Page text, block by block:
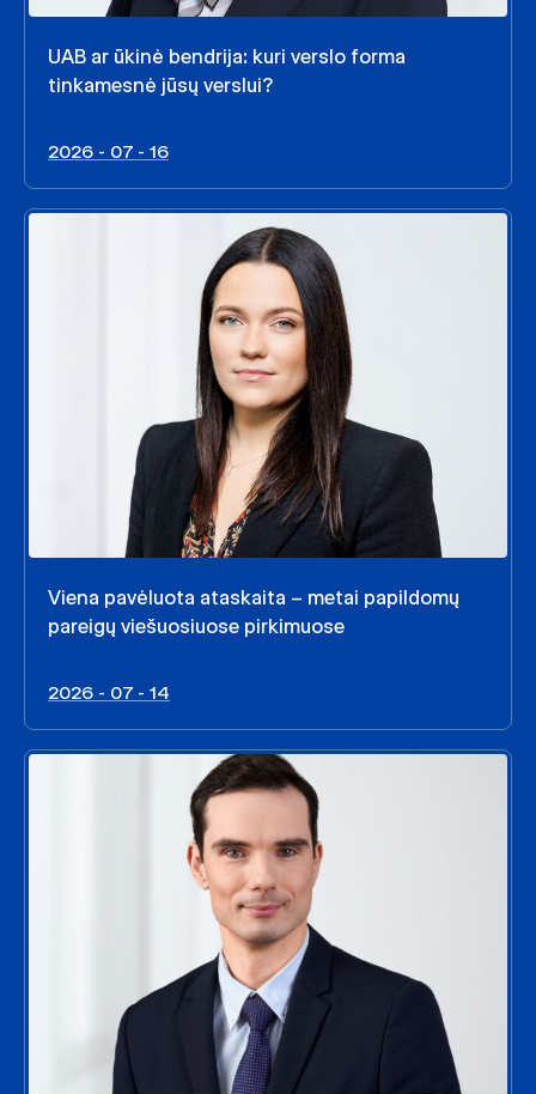
UAB ar ūkinė bendrija: kuri verslo forma
tinkamesnė jūsų verslui?
2026 - 07 - 16
Viena pavėluota ataskaita – metai papildomų
pareigų viešuosiuose pirkimuose
2026 - 07 - 14